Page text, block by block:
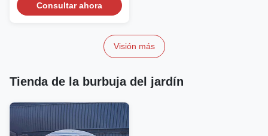
Consultar ahora
Visión más
Tienda de la burbuja del jardín